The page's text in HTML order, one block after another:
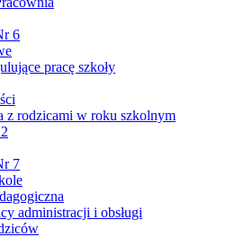
6
pracę szkoły
z rodzicami w roku szkolnym
7
administracji i obsługi